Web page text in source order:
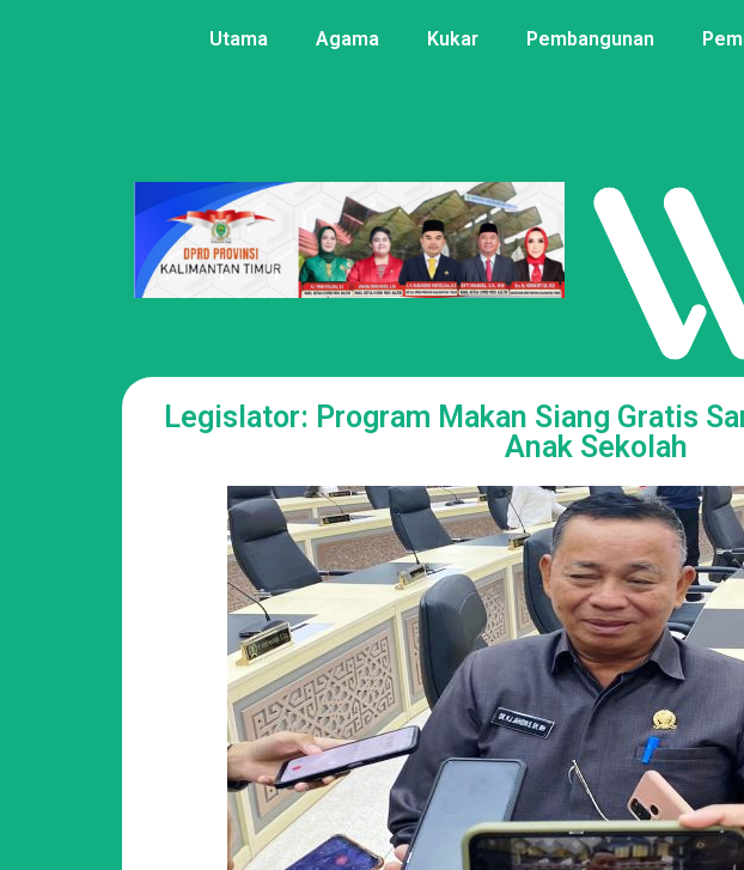
Utama Agama Kukar Pembangunan
Legislator: Program Makan Siang Gratis
Anak Sekolah